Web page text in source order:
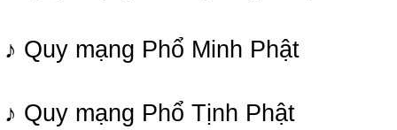
♪ Quy mạng Phổ Minh Phật
♪ Quy mạng Phổ Tịnh Phật